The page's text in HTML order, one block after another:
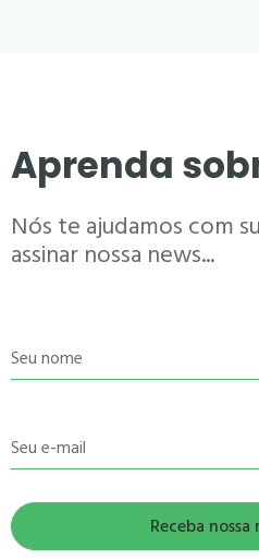
Aprenda
Nós te ajudamos com
assinar nossa news...
Seu nome
Seu e-mail